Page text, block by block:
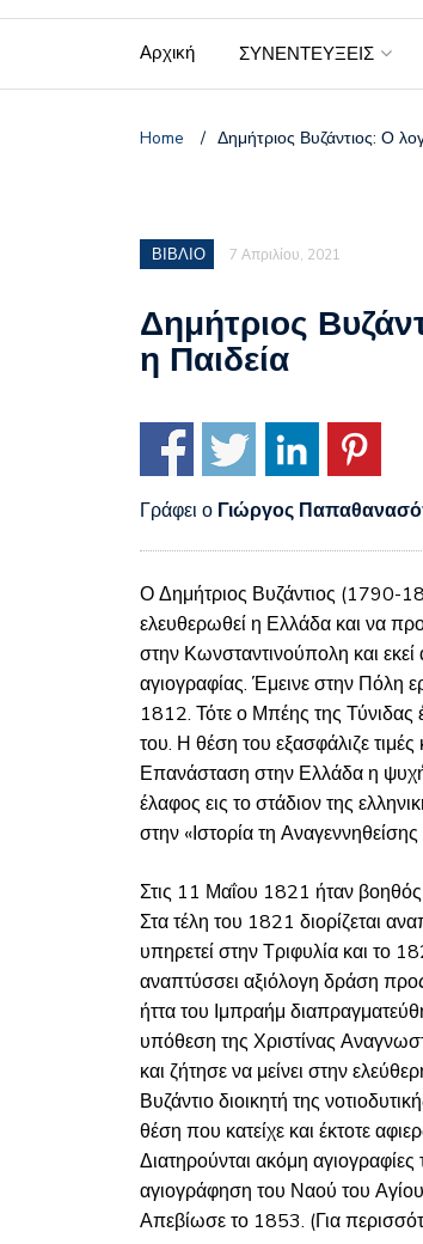
Αρχική ΣΥΝΕΝΤΕΥΞΕΙΣ
Home / Δημήτριος Βυζάντιος: Ο
ΒΙΒΛΙΟ 7 Απριλίου, 2021
Δημήτριος
η Παιδεία
Γράφει ο Γιώργος
Ο Δημήτριος Βυζάντιος (1790-
ελευθερωθεί η Ελλάδα και να
στην Κωνσταντινούπολη και
αγιογραφίας. Έμεινε στην Πόλη
1812. Τότε ο Μπέης της Τύνιδας
του. Η θέση του εξασφάλιζε
Επανάσταση στην Ελλάδα η ψυχή
έλαφος εις το στάδιον της
στην «Ιστορία τη
Στις 11 Μαΐου 1821 ήταν
Στα τέλη του 1821 διορίζεται
υπηρετεί στην Τριφυλία και το
αναπτύσσει αξιόλογη δράση
ήττα του Ιμπραήμ
υπόθεση της Χριστίνας
και ζήτησε να μείνει στην
Βυζάντιο διοικητή της
θέση που κατείχε και έκτοτε
Διατηρούνται ακόμη
αγιογράφηση του Ναού του
Απεβίωσε το 1853. (Για